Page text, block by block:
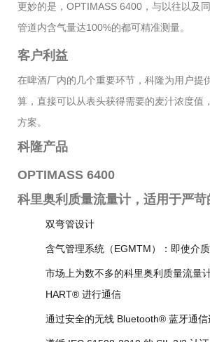
更妙的是，OPTIMASS 6400，与以往以及
管道内含气量达100%的都可精准测量。
客户利益
在啤酒厂内的几个重要环节，科隆为用户提
算，直接可以从表头获得需要的麦汁浓度值
方案。
科隆产品
OPTIMASS 6400
科里奥利质量流量计，适用于严苛
双弯管设计
含气管理系统（EGMTM）：即使介
市场上为数不多的科里奥利质量流量
HART® 进行通信
通过安全的无线 Bluetooth® 蓝牙通